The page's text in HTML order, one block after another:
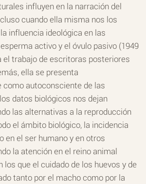
influyen en la narración del
cuando ella misma nos los
influencia ideológica en las
activo y el óvulo pasivo (1949
el trabajo de escritoras posteriores
ella se presenta
autoconsciente de las
datos biológicos nos dejan
las alternativas a la reproducción
el ámbito biológico, la incidencia
en el ser humano y en otros
la atención en el reino animal
los que el cuidado de los huevos y de
tanto por el macho como por la